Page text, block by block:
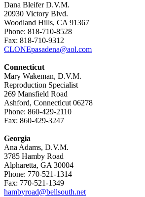
Dana Bleifer D.V.M.
20930 Victory Blvd.
Woodland Hills, CA 91367
Phone: 818-710-8528
Fax: 818-710-9312
CLONEpasadena@aol.com
Connecticut
Mary Wakeman, D.V.M.
Reproduction Specialist
269 Mansfield Road
Ashford, Connecticut 06278
Phone: 860-429-2110
Fax: 860-429-3247
Georgia
Ana Adams, D.V.M.
3785 Hamby Road
Alpharetta, GA 30004
Phone: 770-521-1314
Fax: 770-521-1349
hambyroad@bellsouth.net